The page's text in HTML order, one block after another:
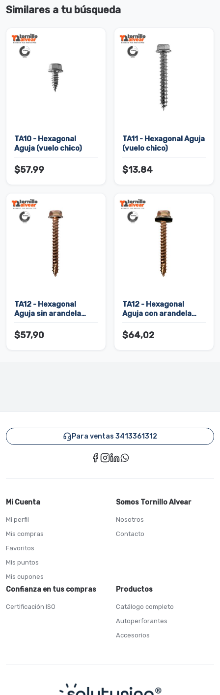
Similares a tu búsqueda
TA10 - Hexagonal
Aguja (vuelo chico)
$57,99
TA11 - Hexagonal Aguja
(vuelo chico)
$13,84
TA12 - Hexagonal
Aguja sin arandela
$57,90
TA12 - Hexagonal
Aguja con arandela
$64,02
Para ventas 3413361312
Mi Cuenta
Mi perfil
Mis compras
Favoritos
Mis puntos
Mis cupones
Somos Tornillo Alvear
Nosotros
Contacto
Confianza en tus compras
Certificación ISO
Productos
Catálogo completo
Autoperforantes
Accesorios